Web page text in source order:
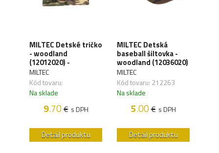
MILTEC Detské tričko
- woodland
(12012020) -
MILTEC
Kód tovaru:
Na sklade
9.70€ s DPH
Detail produktu
MILTEC Detská
baseball šiltovka -
woodland (12036020)
MILTEC
Kód tovaru: 212263
Na sklade
5.00€ s DPH
Detail produktu